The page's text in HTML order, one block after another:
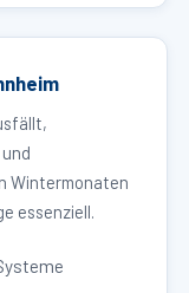
Wintermonaten
essenziell.